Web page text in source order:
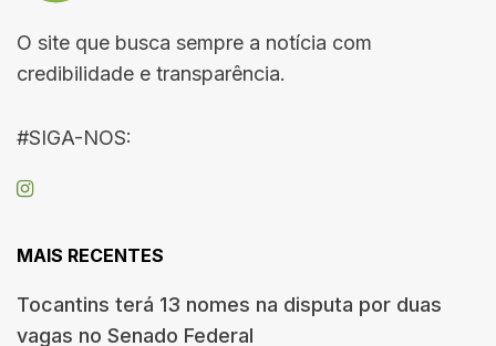
O site que busca sempre a notícia com
credibilidade e transparência.
#SIGA-NOS:
MAIS RECENTES
Tocantins terá 13 nomes na disputa por duas
vagas no Senado Federal